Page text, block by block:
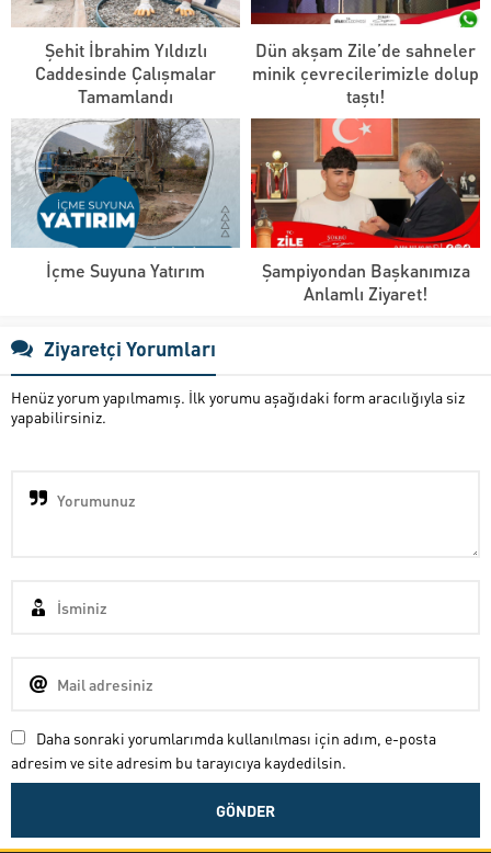
Şehit İbrahim Yıldızlı
Caddesinde Çalışmalar
Tamamlandı
Dün akşam Zile’de sahneler
minik çevrecilerimizle dolup
taştı!
İçme Suyuna Yatırım
Şampiyondan Başkanımıza
Anlamlı Ziyaret!
Ziyaretçi Yorumları
Henüz yorum yapılmamış. İlk yorumu aşağıdaki form aracılığıyla siz
yapabilirsiniz.
Daha sonraki yorumlarımda kullanılması için adım, e-posta
adresim ve site adresim bu tarayıcıya kaydedilsin.